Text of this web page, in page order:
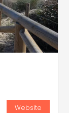
Website